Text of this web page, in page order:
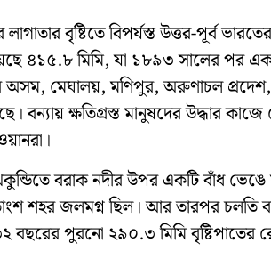
বৃষ্টিতে বিপর্যস্ত উত্তর-পূর্ব
৪১৫.৮ মিমি, যা ১৮৯৩ সালের পর
মেঘালয়, মণিপুর, অরুণাচল
বন্যায় ক্ষতিগ্রস্ত মানুষদের উদ্ধার
বরাক নদীর উপর একটি বাঁধ ভেঙে
শহর জলমগ্ন ছিল। আর তারপর চলতি
পুরনো ২৯০.৩ মিমি বৃষ্টিপাতের